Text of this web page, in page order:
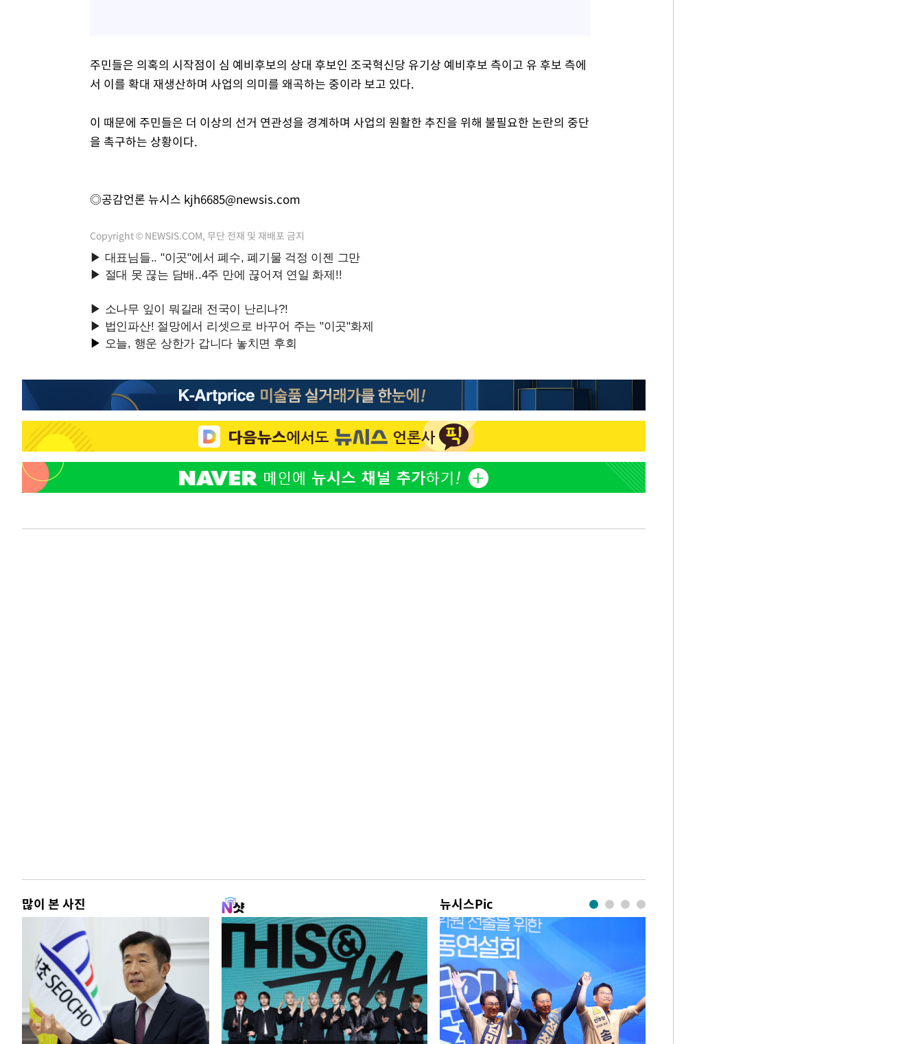
주민들은 의혹의 시작점이 심 예비후보의 상대 후보인 조국혁신당 유기상 예비후보 측이고 유 후보 측에
서 이를 확대 재생산하며 사업의 의미를 왜곡하는 중이라 보고 있다.
이 때문에 주민들은 더 이상의 선거 연관성을 경계하며 사업의 원활한 추진을 위해 불필요한 논란의 중단
을 촉구하는 상황이다.
◎공감언론 뉴시스 kjh6685@newsis.com
Copyright © NEWSIS.COM, 무단 전재 및 재배포 금지
많이 본 사진 뉴시스Pic